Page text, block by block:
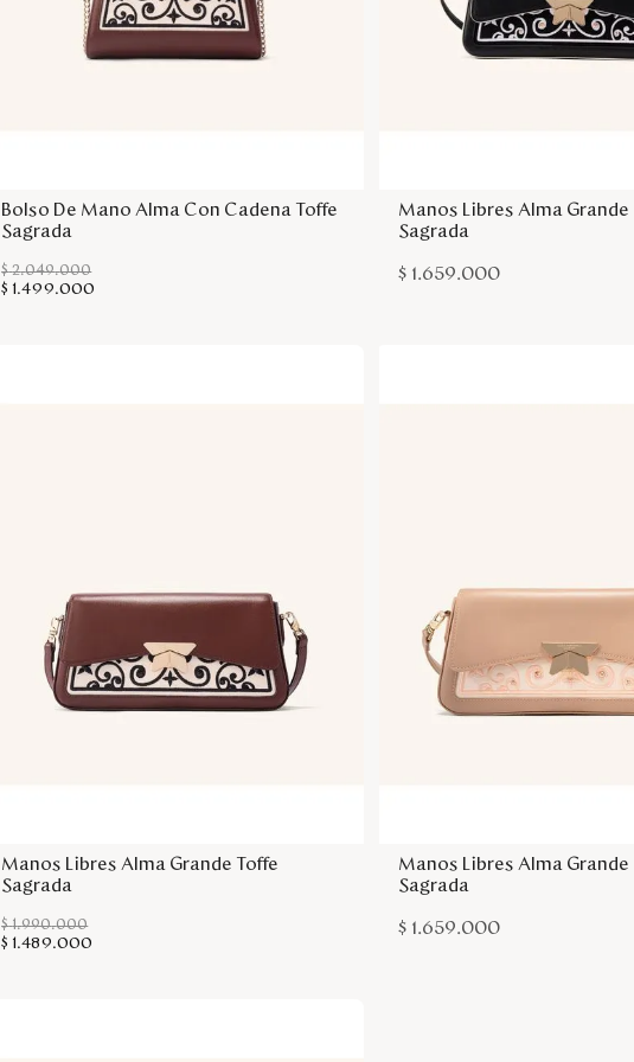
Bolso De Mano Alma Con Cadena Toffe
Sagrada
$ 2.049.000
$ 1 .499.000
Manos Libres Alma
Sagrada
$ 1.659.000
Manos Libres Alma Grande Toffe
Sagrada
$ 1.990.000
$ 1 .489.000
Manos Libres Alma Grande
Sagrada
$ 1.659.000